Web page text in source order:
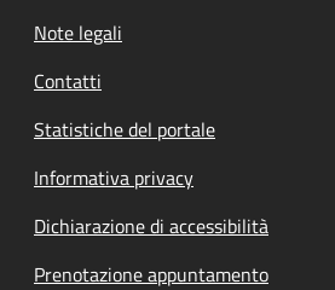
Note legali
Contatti
Statistiche del portale
Informativa privacy
Dichiarazione di accessibilità
Prenotazione appuntamento